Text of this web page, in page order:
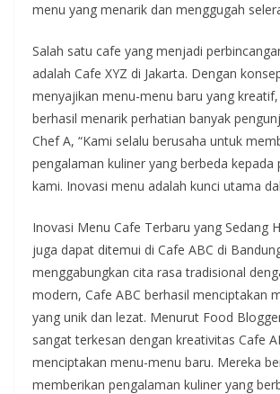
menu yang menarik dan menggugah
Salah satu cafe yang menjadi
adalah Cafe XYZ di Jakarta. Dengan
menyajikan menu-menu baru yang kreatif,
berhasil menarik perhatian banyak
Chef A, “Kami selalu berusaha untuk
pengalaman kuliner yang berbeda kepada
kami. Inovasi menu adalah kunci utama
Inovasi Menu Cafe Terbaru yang Sedang
juga dapat ditemui di Cafe ABC di
menggabungkan cita rasa tradisional
modern, Cafe ABC berhasil menciptakan
yang unik dan lezat. Menurut Food
sangat terkesan dengan kreativitas Cafe
menciptakan menu-menu baru. Mereka
memberikan pengalaman kuliner yang